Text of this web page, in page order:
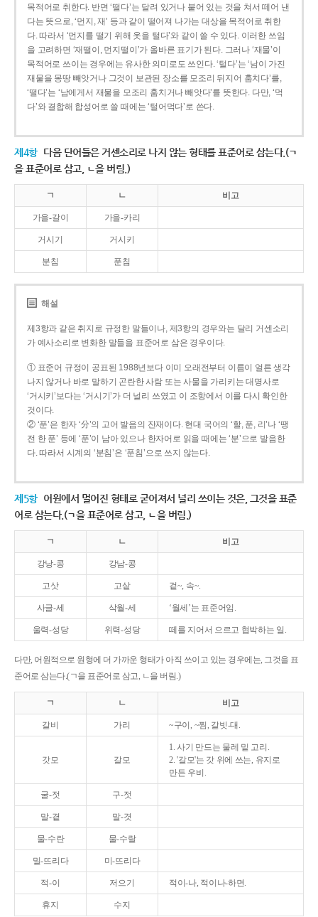
목적어로 취한다. 반면 ‘떨다’는 달려 있거나 붙어 있는 것을 쳐서 떼어 낸
다는 뜻으로, ‘먼지, 재’ 등과 같이 떨어져 나가는 대상을 목적어로 취한
다. 따라서 ‘먼지를 떨기 위해 옷을 털다’와 같이 쓸 수 있다. 이러한 쓰임
을 고려하면 ‘재떨이, 먼지떨이’가 올바른 표기가 된다. 그러나 ‘재물’이
목적어로 쓰이는 경우에는 유사한 의미로도 쓰인다. ‘털다’는 ‘남이 가진
재물을 몽땅 빼앗거나 그것이 보관된 장소를 모조리 뒤지어 훔치다’를,
‘떨다’는 ‘남에게서 재물을 모조리 훔치거나 빼앗다’를 뜻한다. 다만, ‘먹
다’와 결합해 합성어로 쓸 때에는 ‘털어먹다’로 쓴다.
제4항 다음 단어들은 거센소리로 나지 않는 형태를 표준어로 삼는다.(ㄱ
을 표준어로 삼고, ㄴ을 버림.)
ㄱ ㄴ 비고
가을-갈이 가을-카리
거시기 거시키
분침 푼침
해설
제3항과 같은 취지로 규정한 말들이나, 제3항의 경우와는 달리 거센소리
가 예사소리로 변화한 말들을 표준어로 삼은 경우이다.
① 표준어 규정이 공표된 1988년보다 이미 오래전부터 이름이 얼른 생각
나지 않거나 바로 말하기 곤란한 사람 또는 사물을 가리키는 대명사로
‘거시키’보다는 ‘거시기’가 더 널리 쓰였고 이 조항에서 이를 다시 확인한
것이다.
② ‘푼’은 한자 ‘分’의 고어 발음의 잔재이다. 현대 국어의 ‘할, 푼, 리’나 ‘땡
전 한 푼’ 등에 ‘푼’이 남아 있으나 한자어로 읽을 때에는 ‘분’으로 발음한
다. 따라서 시계의 ‘분침’은 ‘푼침’으로 쓰지 않는다.
제5항 어원에서 멀어진 형태로 굳어져서 널리 쓰이는 것은, 그것을 표준
어로 삼는다.(ㄱ을 표준어로 삼고, ㄴ을 버림.)
ㄱ ㄴ 비고
강낭-콩 강남-콩
고삿 고샅 겉~, 속~.
사글-세 삭월-세 ‘월세’는 표준어임.
울력-성당 위력-성당 떼를 지어서 으르고 협박하는 일.
다만, 어원적으로 원형에 더 가까운 형태가 아직 쓰이고 있는 경우에는, 그것을 표
준어로 삼는다.(ㄱ을 표준어로 삼고, ㄴ을 버림.)
ㄱ ㄴ 비고
갈비 가리 ~구이, ~찜, 갈빗-대.
갓모 갈모
1. 사기 만드는 물레 밑 고리.
2. '갈모'는 갓 위에 쓰는, 유지로
만든 우비.
굴-젓 구-젓
말-곁 말-겻
물-수란 물-수랄
밀-뜨리다 미-뜨리다
적-이 저으기 적이-나, 적이나-하면.
휴지 수지